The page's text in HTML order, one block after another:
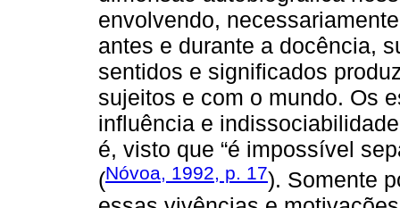
envolvendo,
antes e durante a docência,
sentidos e significados
sujeitos e com o mundo. Os
influência e
é, visto que “é impossível
(Nóvoa, 1992, p. 17). Somente